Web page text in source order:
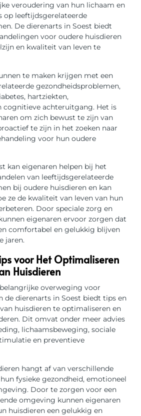
veroudering van hun lichaam en
op leeftijdsgerelateerde
De dierenarts in Soest biedt
voor oudere huisdieren
en kwaliteit van leven te
te maken krijgen met een
gezondheidsproblemen,
hartziekten,
cognitieve achteruitgang. Het is
om zich bewust te zijn van
te zijn in het zoeken naar
voor hun oudere
kan eigenaren helpen bij het
van leeftijdsgerelateerde
bij oudere huisdieren en kan
ze de kwaliteit van leven van hun
Door speciale zorg en
eigenaren ervoor zorgen dat
comfortabel en gelukkig blijven
jaren.
voor Het Optimaliseren
Huisdieren
overweging voor
de dierenarts in Soest biedt tips en
huisdieren te optimaliseren en
Dit omvat onder meer advies
lichaamsbeweging, sociale
en preventieve
hangt af van verschillende
fysieke gezondheid, emotioneel
Door te zorgen voor een
omgeving kunnen eigenaren
huisdieren een gelukkig en